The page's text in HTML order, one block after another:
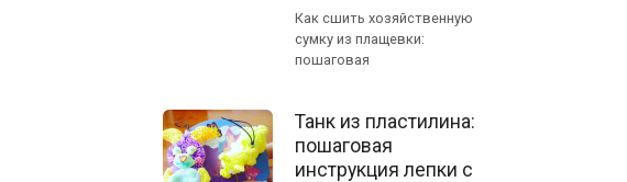
Как сшить хозяйственную
сумку из плащевки:
пошаговая
Танк из пластилина:
пошаговая
инструкция лепки с